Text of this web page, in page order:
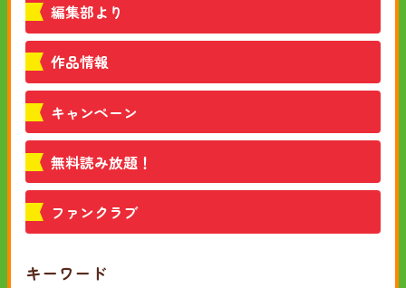
編集部より
作品情報
キャンペーン
無料読み放題！
ファンクラブ
キーワード